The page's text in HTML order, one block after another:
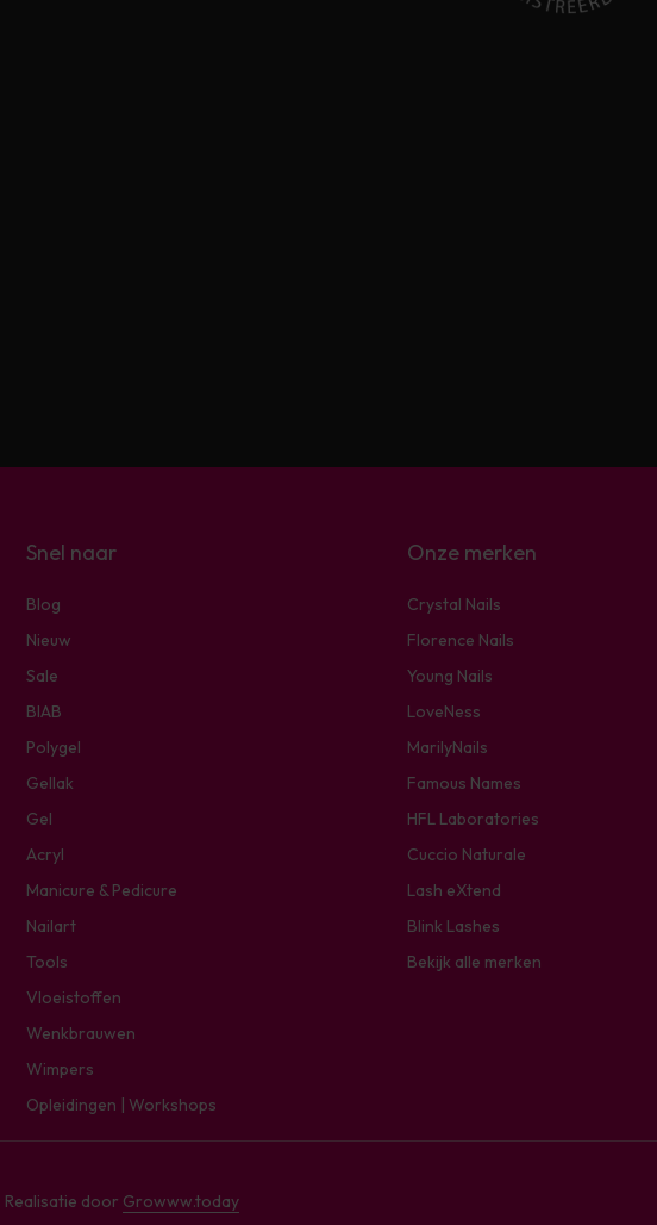
Snel naar
Blog
Nieuw
Sale
BIAB
Polygel
Gellak
Gel
Acryl
Manicure & Pedicure
Nailart
Tools
Vloeistoffen
Wenkbrauwen
Wimpers
Opleidingen | Workshops
Onze merken
Crystal Nails
Florence Nails
Young Nails
LoveNess
MarilyNails
Famous Names
HFL Laboratories
Cuccio Naturale
Lash eXtend
Blink Lashes
Bekijk alle merken
door Growww.today